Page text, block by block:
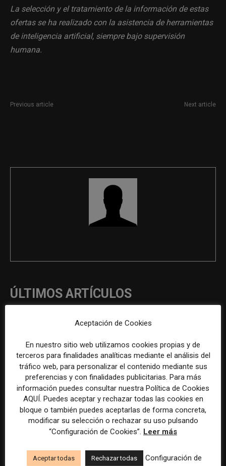
La selección y el tratamiento de la información de estas
ofertas se ha realizado con la asistencia de herramientas
de inteligencia artificial, siempre bajo supervisión
humana.
Previous article Next article
ÚLTIMOS ARTÍCULOS
Aceptación de Cookies
En nuestro sitio web utilizamos cookies propias y de
terceros para finalidades analíticas mediante el análisis del
tráfico web, para personalizar el contenido mediante sus
preferencias y con finalidades publicitarias. Para más
información puedes consultar nuestra Política de Cookies
AQUÍ. Puedes aceptar y rechazar todas las cookies en
bloque o también puedes aceptarlas de forma concreta,
modificar su selección o rechazar su uso pulsando
“Configuración de Cookies”. Leer más
Aceptar todas Rechazar todas
Configuración de